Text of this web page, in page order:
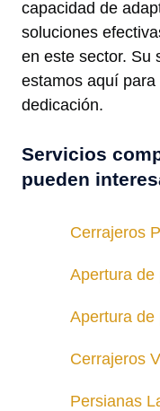
capacidad de
soluciones
en este sector. Su
estamos aquí
dedicación.
Servicios
pueden
Cerrajeros
Apertura de
Apertura de
Cerrajeros
Persianas